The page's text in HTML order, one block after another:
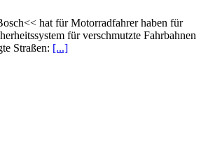
hat für Motorradfahrer haben für
für verschmutzte Fahrbahnen
Straßen: [...]